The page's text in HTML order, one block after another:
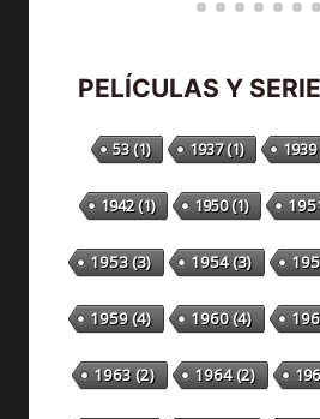
PELÍCULAS Y
53(1) 1937(1) 1939
1942(1) 1950(1)
1953(3) 1954(3)
1959(4) 1960(4)
1963(2) 1964(2)